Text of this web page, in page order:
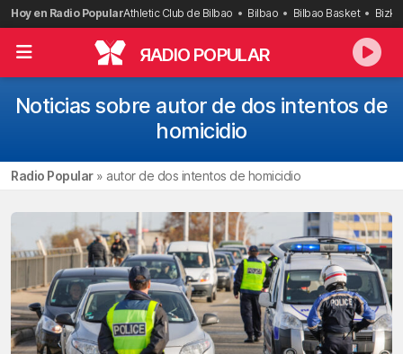
Saltar
al
contenido
Hoy en Radio PopularAthletic Club de Bilbao Bilbao Bilbao Basket
RADIO POPULAR
Noticias sobre autor de dos intentos de
homicidio
Radio Popular» autor de dos intentos de homicidio